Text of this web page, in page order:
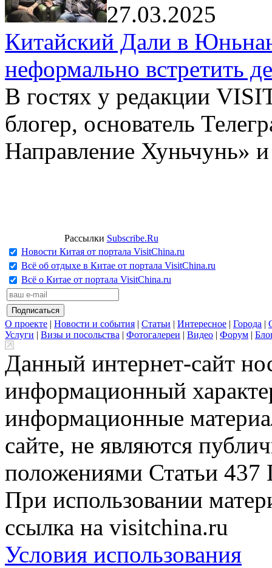
27.03.2025
Китайский Дали в
неформально встретить
В гостях у редакции
блогер, основатель
Направление Хуньчунь»
Рассылки Subscribe.Ru
Новости Китая от портала VisitChina.ru
Всё об отдыхе в Китае от портала VisitChina.ru
Всё о Китае от портала VisitChina.ru
О проекте | Новости и события | Статьи | Интересное | Города |
Услуги | Визы и посольства | Фотогалереи | Видео | Форум |
Данный интернет-сайт
информационный
информационные
сайте, не являются
положениями Статьи 437
При использовании
ссылка на visitchina.ru
Условия использования